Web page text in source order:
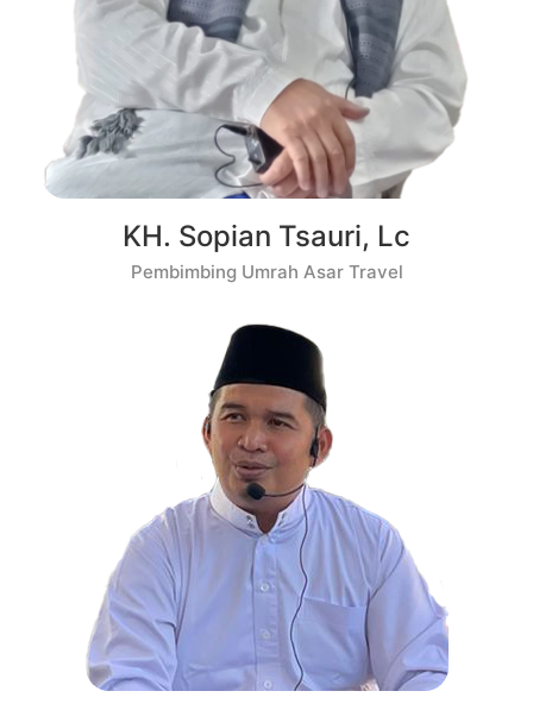
KH. Sopian Tsauri, Lc
Pembimbing Umrah Asar Travel​